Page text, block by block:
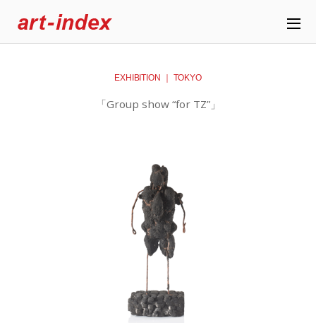
EXHIBITION ｜ TOKYO
「Group show “for TZ”」